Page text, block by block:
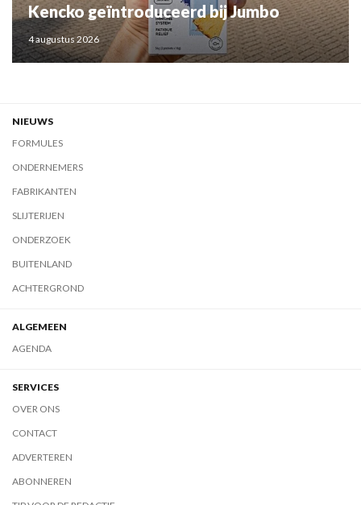
Kencko geïntroduceerd bij Jumbo
4 augustus 2026
NIEUWS
FORMULES
ONDERNEMERS
FABRIKANTEN
SLIJTERIJEN
ONDERZOEK
BUITENLAND
ACHTERGROND
ALGEMEEN
AGENDA
SERVICES
OVER ONS
CONTACT
ADVERTEREN
ABONNEREN